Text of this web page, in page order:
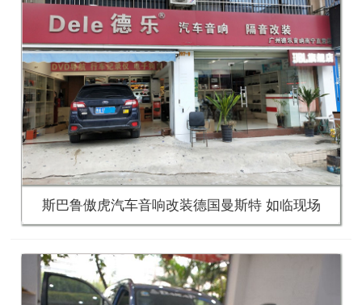
斯巴鲁傲虎汽车音响改装德国曼斯特 如临现场